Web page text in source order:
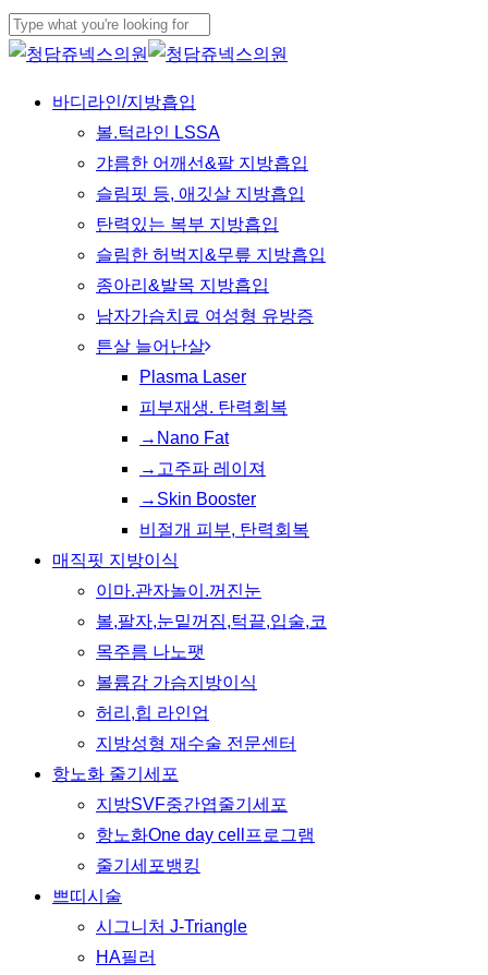
Skip
to
content
Close
Menu
바디라인/지방흡입
볼.턱라인 LSSA
갸름한 어깨선&팔 지방흡입
슬림핏 등, 애깃살 지방흡입
탄력있는 복부 지방흡입
슬림한 허벅지&무릎 지방흡입
종아리&발목 지방흡입
남자가슴치료 여성형 유방증
튼살 늘어난살
Plasma Laser
피부재생. 탄력회복
→Nano Fat
→고주파 레이져
→Skin Booster
비절개 피부, 탄력회복
매직핏 지방이식
이마.관자놀이.꺼진눈
볼,팔자,눈밑꺼짐,턱끝,입술,코
목주름 나노팻
볼륨감 가슴지방이식
허리,힙 라인업
지방성형 재수술 전문센터
항노화 줄기세포
지방SVF중간엽줄기세포
항노화One day cell프로그램
줄기세포뱅킹
쁘띠시술
시그니처 J-Triangle
HA필러